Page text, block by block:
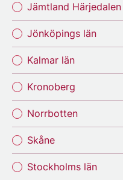
Jämtland Härjedalen
Jönköpings län
Kalmar län
Kronoberg
Norrbotten
Skåne
Stockholms län